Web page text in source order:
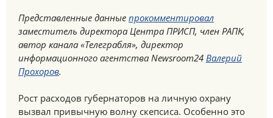
Представленные данные прокомментировал
заместитель директора Центра ПРИСП, член РАПК,
автор канала «Телеграбля», директор
информационного агентства Newsroom24 Валерий
Прохоров.
Рост расходов губернаторов на личную охрану
вызвал привычную волну скепсиса. Особенно это